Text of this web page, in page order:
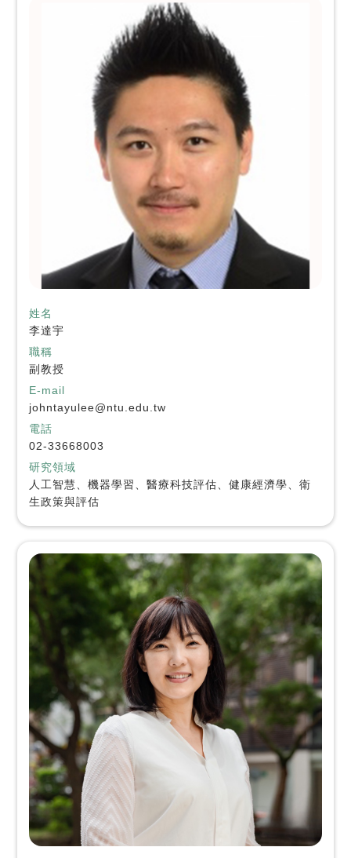
姓名
李達宇
職稱
副教授
E-mail
johntayulee@ntu.edu.tw
電話
02-33668003
研究領域
人工智慧、機器學習、醫療科技評估、健康經濟學、衛
生政策與評估